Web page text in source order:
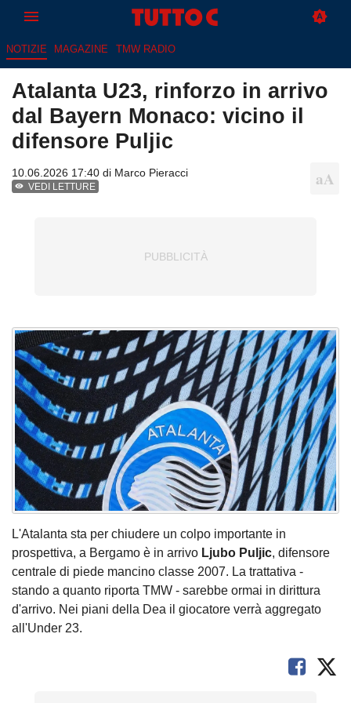
NOTIZIE MAGAZINE TMW RADIO
Atalanta U23, rinforzo in arrivo
dal Bayern Monaco: vicino il
difensore Puljic
10.06.2026 17:40 di Marco Pieracci
VEDI LETTURE
L'Atalanta sta per chiudere un colpo importante in
prospettiva, a Bergamo è in arrivo Ljubo Puljic, difensore
centrale di piede mancino classe 2007. La trattativa -
stando a quanto riporta TMW - sarebbe ormai in dirittura
d'arrivo. Nei piani della Dea il giocatore verrà aggregato
all'Under 23.